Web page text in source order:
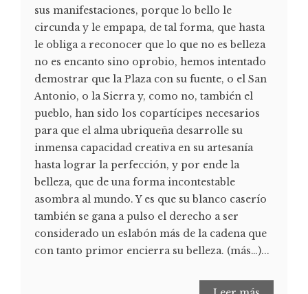
sus manifestaciones, porque lo bello le
circunda y le empapa, de tal forma, que hasta
le obliga a reconocer que lo que no es belleza
no es encanto sino oprobio, hemos intentado
demostrar que la Plaza con su fuente, o el San
Antonio, o la Sierra y, como no, también el
pueblo, han sido los copartícipes necesarios
para que el alma ubriqueña desarrolle su
inmensa capacidad creativa en su artesanía
hasta lograr la perfección, y por ende la
belleza, que de una forma incontestable
asombra al mundo. Y es que su blanco caserío
también se gana a pulso el derecho a ser
considerado un eslabón más de la cadena que
con tanto primor encierra su belleza. (más…)...